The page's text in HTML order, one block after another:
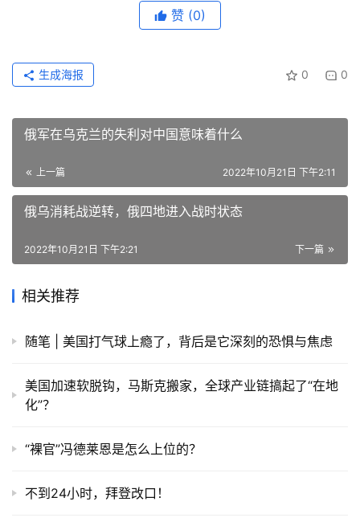
赞 (0)
0 0
生成海报
俄军在乌克兰的失利对中国意味着什么
上一篇 2022年10月21日 下午2:11
俄乌消耗战逆转，俄四地进入战时状态
下一篇
2022年10月21日 下午2:21
相关推荐
随笔 | 美国打气球上瘾了，背后是它深刻的恐惧与焦虑
美国加速软脱钩，马斯克搬家，全球产业链搞起了“在地
化”？
“裸官”冯德莱恩是怎么上位的？
不到24小时，拜登改口！